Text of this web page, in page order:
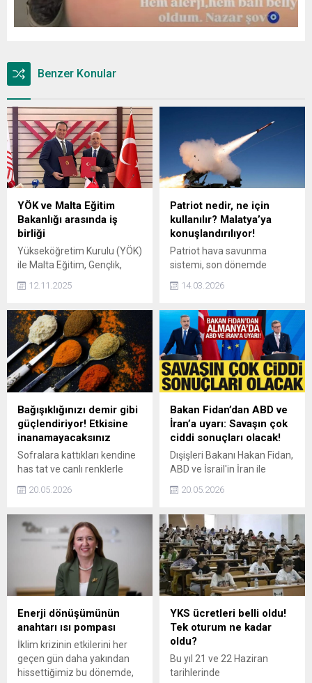
Benzer Konular
YÖK ve Malta Eğitim
Bakanlığı arasında iş
birliği
Yükseköğretim Kurulu (YÖK)
ile Malta Eğitim, Gençlik,
Spor, Araştırma ve
İnovasyon Bakanlığı
alanında mutabakat
muhtırası imzalandı.
12.11.2025
Patriot nedir, ne için
kullanılır? Malatya’ya
konuşlandırılıyor!
Patriot hava savunma
sistemi, son dönemde
askeri teknolojiler arasında
en çok gündeme gelen
geldi. Uzun menzilli hava ve
füze savunması konusunda
öne çıkan sistem,
uçaklardan seyir füzelerine
ve taktik balistik füzelere
kadar geniş bir tehdit
yelpazesine karşı etkili
koruma sağlıyor.
14.03.2026
Bağışıklığınızı demir gibi
güçlendiriyor! Etkisine
inanamayacaksınız
Sofralara kattıkları kendine
has tat ve canlı renklerle
lezzet artırıcı olmasının yanı
kaynağıdır. Gabriela Gardner,
birçok baharatın güçlü
antioksidan içeriği
sayesinde bağışıklık
sistemini desteklediğini ve
vücudu hastalıklara karşı
korumada önemli rol
oynadığını ifade ediyor.
20.05.2026
Bakan Fidan’dan ABD ve
İran’a uyarı: Savaşın çok
ciddi sonuçları olacak!
Dışişleri Bakanı Hakan Fidan,
ABD ve İsrail'in İran ile
yeniden başlamasının
ekonomik ve siyasi sonuçları
olacaktır." dedi.
20.05.2026
Enerji dönüşümünün
anahtarı ısı pompası
İklim krizinin etkilerini her
geçen gün daha yakından
hissettiğimiz bu dönemde,
YKS ücretleri belli oldu!
Tek oturum ne kadar
oldu?
Bu yıl 21 ve 22 Haziran
tarihlerinde